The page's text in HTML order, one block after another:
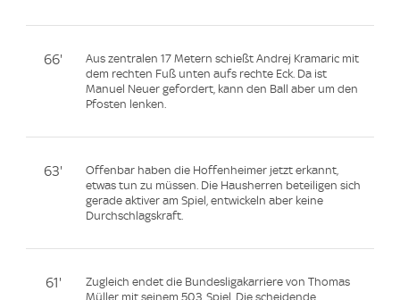
66'
Aus zentralen 17 Metern schießt Andrej Kramaric mit
dem rechten Fuß unten aufs rechte Eck. Da ist
Manuel Neuer gefordert, kann den Ball aber um den
Pfosten lenken.
63'
Offenbar haben die Hoffenheimer jetzt erkannt,
etwas tun zu müssen. Die Hausherren beteiligen sich
gerade aktiver am Spiel, entwickeln aber keine
Durchschlagskraft.
61'
Zugleich endet die Bundesligakarriere von Thomas
Müller mit seinem 503. Spiel. Die scheidende